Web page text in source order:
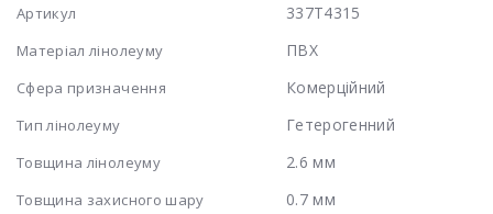
Артикул 337T4315
Матеріал лінолеуму ПВХ
Сфера призначення Комерційний
Тип лінолеуму Гетерогенний
Товщина лінолеуму 2.6 мм
Товщина захисного шару
0.7 мм